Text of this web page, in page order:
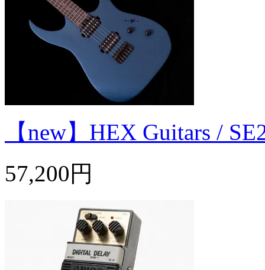
【new】HEX Guitars /
57,200円